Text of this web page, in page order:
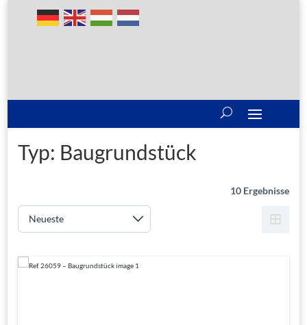
Typ: Baugrundstück
10 Ergebnisse